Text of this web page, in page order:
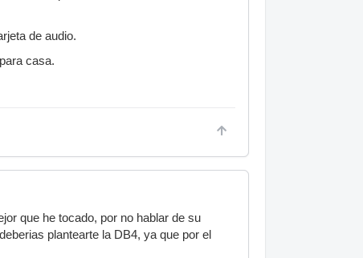
de audio.
casa.
que he tocado, por no hablar de su
plantearte la DB4, ya que por el